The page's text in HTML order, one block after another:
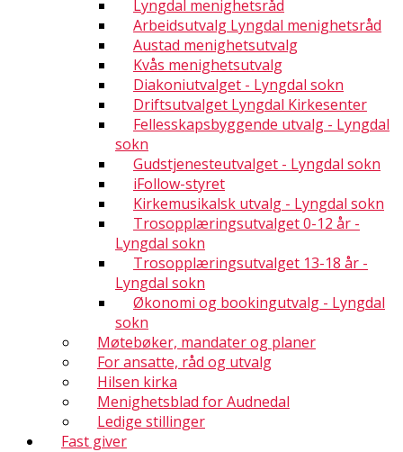
Lyngdal menighetsråd
Arbeidsutvalg Lyngdal menighetsråd
Austad menighetsutvalg
Kvås menighetsutvalg
Diakoniutvalget - Lyngdal sokn
Driftsutvalget Lyngdal Kirkesenter
Fellesskapsbyggende utvalg - Lyngdal
sokn
Gudstjenesteutvalget - Lyngdal sokn
iFollow-styret
Kirkemusikalsk utvalg - Lyngdal sokn
Trosopplæringsutvalget 0-12 år -
Lyngdal sokn
Trosopplæringsutvalget 13-18 år -
Lyngdal sokn
Økonomi og bookingutvalg - Lyngdal
sokn
Møtebøker, mandater og planer
For ansatte, råd og utvalg
Hilsen kirka
Menighetsblad for Audnedal
Ledige stillinger
Fast giver